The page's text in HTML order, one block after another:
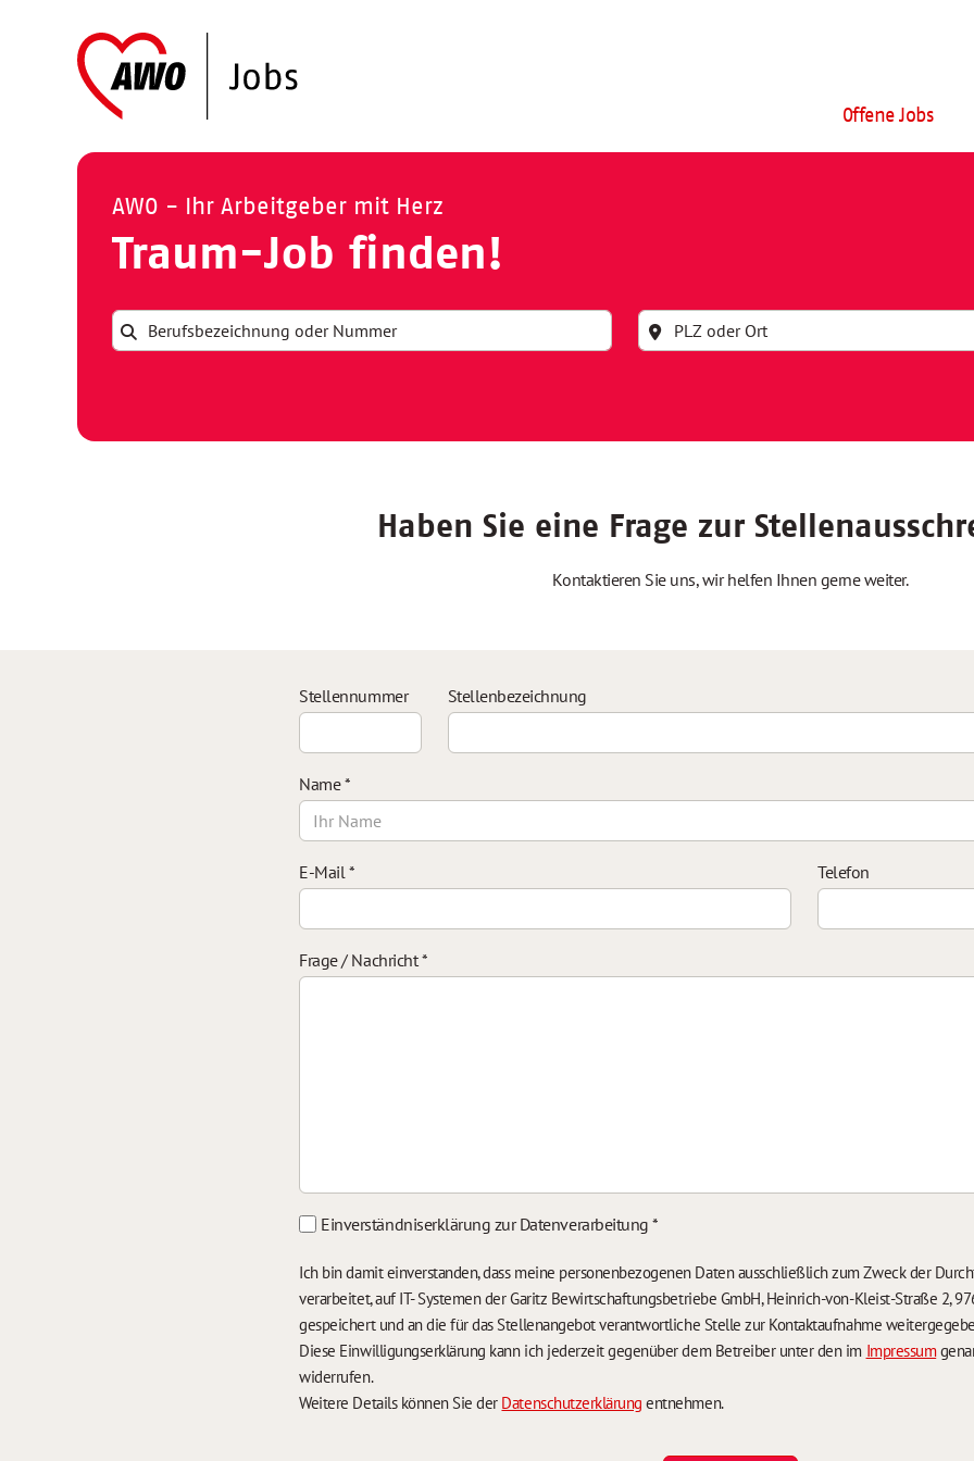
Offene Jobs
AWO - Ihr Arbeitgeber mit Herz
Traum-Job finden!
Haben Sie eine Frage zur
Kontaktieren Sie uns, wir helfen Ihnen gerne weiter.
Stellennummer Stellenbezeichnung
Name*
E-Mail* Telefon
Frage / Nachricht*
Einverständniserklärung zur Datenverarbeitung*
Ich bin damit einverstanden, dass meine personenbezogenen Daten ausschließlich zum Zweck der
verarbeitet, auf IT- Systemen der Garitz Bewirtschaftungsbetriebe GmbH, Heinrich-von-Kleist-Straße 2,
gespeichert und an die für das Stellenangebot verantwortliche Stelle zur Kontaktaufnahme
Diese Einwilligungserklärung kann ich jederzeit gegenüber dem Betreiber unter den im Impressum
widerrufen.
Weitere Details können Sie der Datenschutzerklärung entnehmen.